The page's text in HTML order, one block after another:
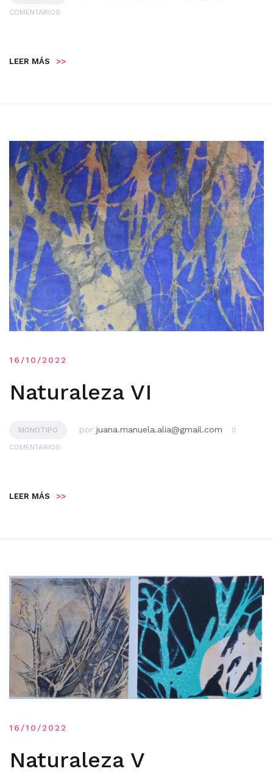
COMENTARIOS
LEER MÁS >>
16/10/2022
Naturaleza VI
MONOTIPO por juana.manuela.alia@gmail.com
0
COMENTARIOS
LEER MÁS >>
16/10/2022
Naturaleza V